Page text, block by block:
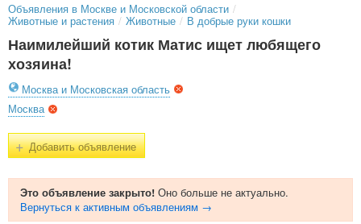
Объявления в Москве и Московской области /
Животные и растения / Животные / В добрые руки кошки
Наимилейший котик Матис ищет любящего
хозяина!
Москва и Московская область
Москва
+Добавить объявление
Это объявление закрыто! Оно больше не актуально.
Вернуться к активным объявлениям →